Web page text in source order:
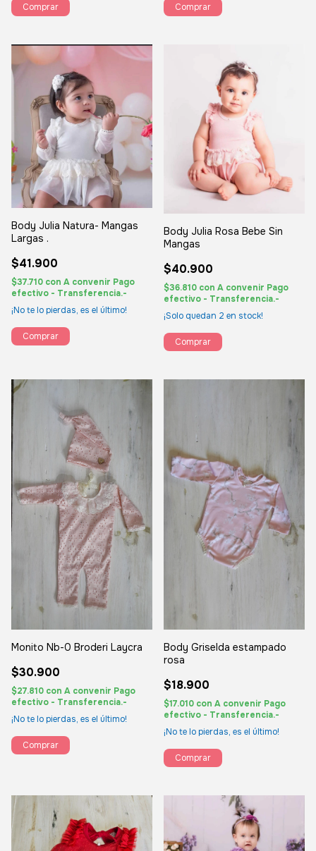
Comprar Comprar
Body Julia Natura- Mangas
Largas .
$41.900
$37.710 con A convenir Pago
efectivo - Transferencia.-
¡No te lo pierdas, es el último!
Comprar
Body Julia Rosa Bebe Sin
Mangas
$40.900
$36.810 con A convenir Pago
efectivo - Transferencia.-
¡Solo quedan 2 en stock!
Comprar
Monito Nb-0 Broderi Laycra
$30.900
$27.810 con A convenir Pago
efectivo - Transferencia.-
¡No te lo pierdas, es el último!
Comprar
Body Griselda estampado
rosa
$18.900
$17.010 con A convenir Pago
efectivo - Transferencia.-
¡No te lo pierdas, es el último!
Comprar